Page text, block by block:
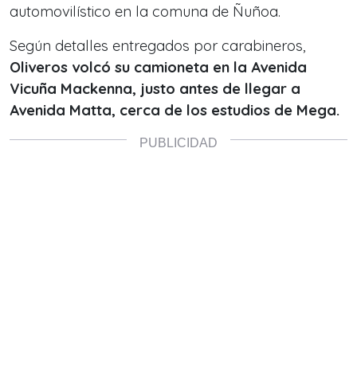
automovilístico en la comuna de Ñuñoa.
Según detalles entregados por carabineros,
Oliveros volcó su camioneta en la Avenida
Vicuña Mackenna, justo antes de llegar a
Avenida Matta, cerca de los estudios de Mega.